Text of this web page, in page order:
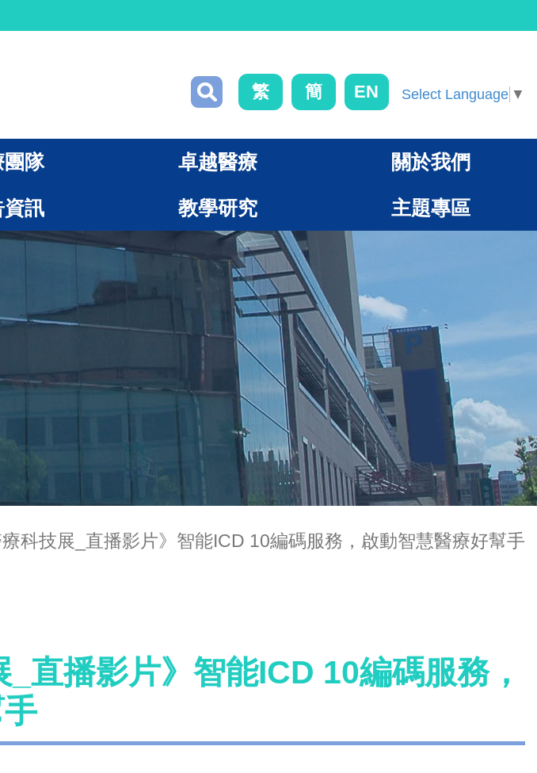
繁 簡 EN Select Language ▼
團隊 卓越醫療 關於我們
資訊 教學研究 主題專區
療科技展_直播影片》智能ICD 10編碼服務，啟動智慧醫療好幫手
_直播影片》智能ICD 10編碼服務，